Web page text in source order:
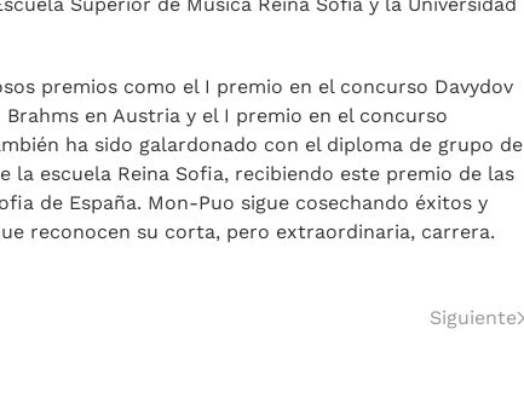
premios como el I premio en el concurso Davydov
en Austria y el I premio en el concurso
ha sido galardonado con el diploma de grupo de
la escuela Reina Sofia, recibiendo este premio de las
de España. Mon-Puo sigue cosechando éxitos y
reconocen su corta, pero extraordinaria, carrera.
Siguiente